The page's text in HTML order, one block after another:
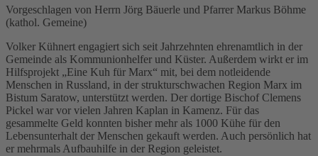
Vorgeschlagen von Herrn Jörg Bäuerle und Pfarrer Markus Böhme
(kathol. Gemeine)
Volker Kühnert engagiert sich seit Jahrzehnten ehrenamtlich in der
Gemeinde als Kommunionhelfer und Küster. Außerdem wirkt er im
Hilfsprojekt „Eine Kuh für Marx“ mit, bei dem notleidende
Menschen in Russland, in der strukturschwachen Region Marx im
Bistum Saratow, unterstützt werden. Der dortige Bischof Clemens
Pickel war vor vielen Jahren Kaplan in Kamenz. Für das
gesammelte Geld konnten bisher mehr als 1000 Kühe für den
Lebensunterhalt der Menschen gekauft werden. Auch persönlich hat
er mehrmals Aufbauhilfe in der Region geleistet.